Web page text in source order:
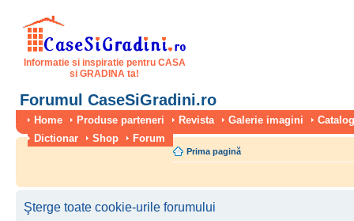
Informatie si inspiratie pentru CASA
si GRADINA ta!
Forumul CaseSiGradini.ro
Home Produse parteneri Revista Galerie imagini
Dictionar
Shop Forum
Prima pagină
Şterge toate cookie-urile forumului